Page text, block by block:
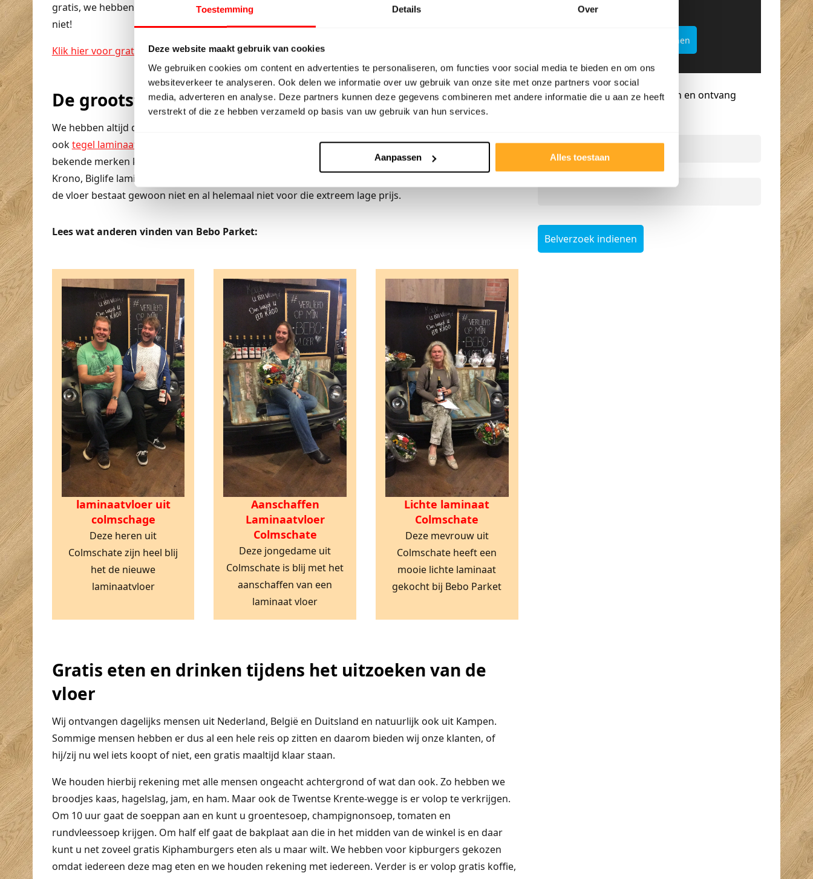
Toestemming Details Over
Deze website maakt gebruik van cookies
We gebruiken cookies om content en advertenties te personaliseren, om functies voor social media te bieden en om ons
websiteverkeer te analyseren. Ook delen we informatie over uw gebruik van onze site met onze partners voor social
media, adverteren en analyse. Deze partners kunnen deze gegevens combineren met andere informatie die u aan ze heeft
verstrekt of die ze hebben verzameld op basis van uw gebruik van hun services.
Aanpassen Alles toestaan
gratis, we hebben ook een mooi pakket samengesteld voor de gratis houten vloeren. Goedkoper kan
niet!
Klik hier voor gratis laminaat en houten vloeren.
De grootste keus in laminaat en houten vloeren
We hebben altijd de laatste modellen laminaat zoals grijs eiken decoren,
ooktegel laminaat
en hoogglans laminaat hebben we volop voorradig in onze showrooms. Alle
bekende merken kunt u bij ons vinden zoals Quickstep, Twenterand flooring, Egger, Hardeveld,
Krono, Biglife laminaat, XL-floors. Kortom er is niet iets dat Beboparket uit Vriezenveen niet heeft of
de vloer bestaat gewoon niet en al helemaal niet voor die extreem lage prijs.
Lees wat anderen vinden van Bebo Parket:
laminaatvloer uit
colmschage
Deze heren uit
Colmschate zijn heel blij
het de nieuwe
laminaatvloer
Aanschaffen
Laminaatvloer
Colmschate
Deze jongedame uit
Colmschate is blij met het
aanschaffen van een
laminaat vloer
Lichte laminaat
Colmschate
Deze mevrouw uit
Colmschate heeft een
mooie lichte laminaat
gekocht bij Bebo Parket
Gratis eten en drinken tijdens het uitzoeken van de
vloer
Wij ontvangen dagelijks mensen uit Nederland, België en Duitsland en natuurlijk ook uit Kampen.
Sommige mensen hebben er dus al een hele reis op zitten en daarom bieden wij onze klanten, of
hij/zij nu wel iets koopt of niet, een gratis maaltijd klaar staan.
We houden hierbij rekening met alle mensen ongeacht achtergrond of wat dan ook. Zo hebben we
broodjes kaas, hagelslag, jam, en ham. Maar ook de Twentse Krente-wegge is er volop te verkrijgen.
Om 10 uur gaat de soeppan aan en kunt u groentesoep, champignonsoep, tomaten en
rundvleessoep krijgen. Om half elf gaat de bakplaat aan die in het midden van de winkel is en daar
kunt u net zoveel gratis Kiphamburgers eten als u maar wilt. We hebben voor kipburgers gekozen
omdat iedereen deze mag eten en we houden rekening met iedereen. Verder is er volop gratis koffie,
Offertekiller openen
Gratis advies op maat
Vraag een terugbelverzoek aan en ontvang
Telefoonnummer*
Belverzoek indienen